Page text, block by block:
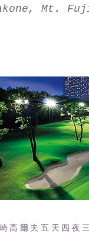
Mt.
高爾夫五天四夜